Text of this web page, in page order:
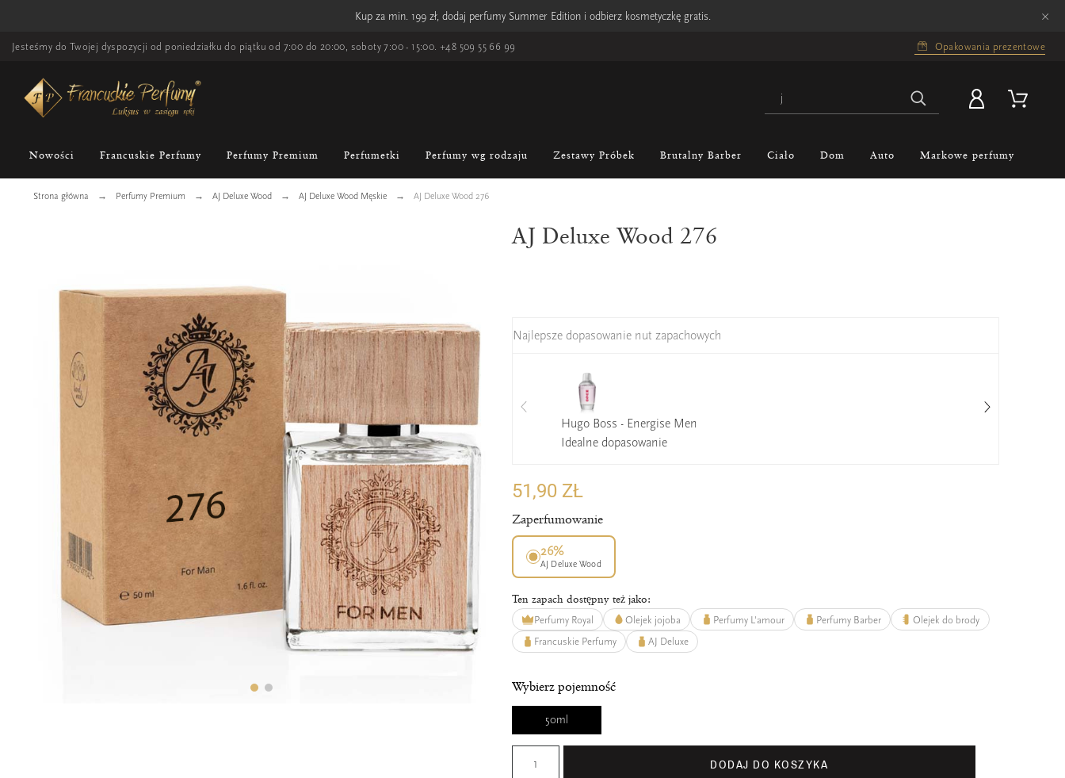
Kup za min. 199 zł, dodaj perfumy Summer Edition i odbierz kosmetyczkę gratis. ×
Jesteśmy do Twojej dyspozycji od poniedziałku do piątku od 7:00 do 20:00, soboty 7:00 - 15:00. +48 509 55 66 99 Opakowania prezentowe
Nowości Francuskie Perfumy Perfumy Premium Perfumetki Perfumy wg rodzaju Zestawy Próbek Brutalny Barber Ciało Dom Auto Markowe perfumy
Strona główna Perfumy Premium AJ Deluxe Wood AJ Deluxe Wood Męskie AJ Deluxe Wood 276
AJ Deluxe Wood 276
Najlepsze dopasowanie nut zapachowych
Hugo Boss - Energise Men
Idealne dopasowanie
51,90 ZŁ
Zaperfumowanie
26%
AJ Deluxe Wood
Ten zapach dostępny też jako:
Perfumy Royal Olejek jojoba Perfumy L'amour Perfumy Barber
Olejek do brody
Francuskie Perfumy
AJ Deluxe
Wybierz pojemność
50ml
DODAJ DO KOSZYKA